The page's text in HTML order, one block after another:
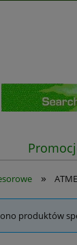
»
produktów